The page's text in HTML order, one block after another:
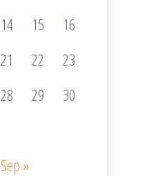
14 15
16
21 22
23
28 29
30
Sep »